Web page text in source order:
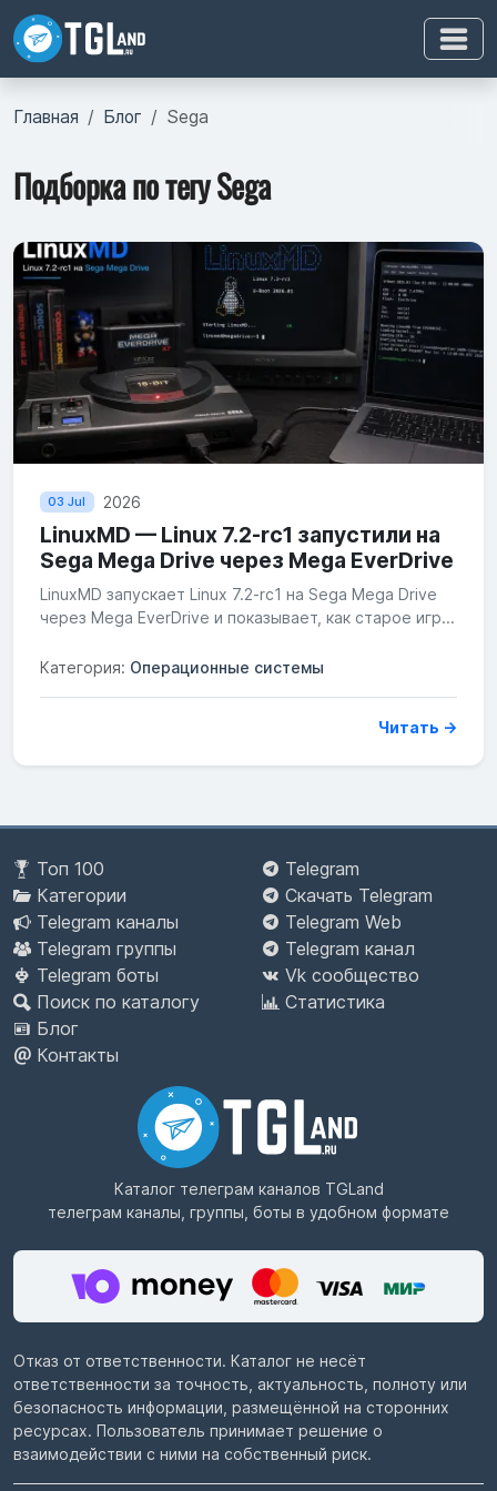
Главная Блог Sega
Подборка по тегу Sega
03 Jul 2026
LinuxMD — Linux 7.2-rc1 запустили на
Sega Mega Drive через Mega EverDrive
LinuxMD запускает Linux 7.2-rc1 на Sega Mega Drive
через Mega EverDrive и показывает, как старое игр...
Категория: Операционные системы
Читать →
Топ 100
Категории
Telegram каналы
Telegram группы
Telegram боты
Поиск по каталогу
Блог
Контакты
Telegram
Скачать Telegram
Telegram Web
Telegram канал
Vk сообщество
Статистика
Каталог телеграм каналов TGLand
телеграм каналы, группы, боты в удобном формате
Отказ от ответственности. Каталог не несёт
ответственности за точность, актуальность, полноту или
безопасность информации, размещённой на сторонних
ресурсах. Пользователь принимает решение о
взаимодействии с ними на собственный риск.